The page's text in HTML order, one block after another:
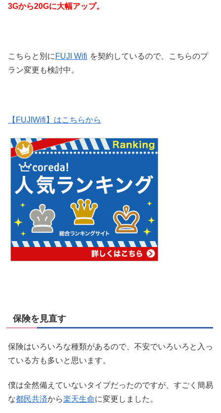
3Gから20Gに大幅アップ。
こちらと別に FUJI Wifi を契約しているので、こちらのプ
ラン変更も検討中。
【FUJIWifi】はこちらから
保険を見直す
保険はいろいろな種類があるので、不安でいろいろと入っ
ている方も多いと思います。
僕は全然備えていないタイプだったのですが、すごく簡易
な都民共済から楽天生命に変更しました。